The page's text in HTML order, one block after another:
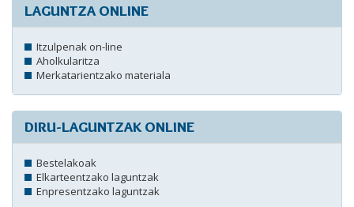
LAGUNTZA ONLINE
Itzulpenak on-line
Aholkularitza
Merkatarientzako materiala
DIRU-LAGUNTZAK ONLINE
Bestelakoak
Elkarteentzako laguntzak
Enpresentzako laguntzak